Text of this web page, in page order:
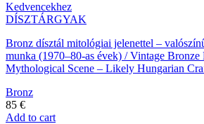
Kedvencekhez
DÍSZTÁRGYAK
Bronz dísztál mitológiai jelenettel –
munka (1970–80-as évek) / Vintage
Mythological Scene – Likely Hungarian
Bronz
85 €
Add to cart